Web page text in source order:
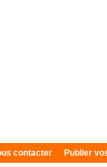
contacter Publier